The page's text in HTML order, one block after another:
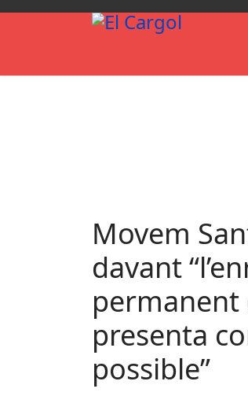
Movem
davant
permanent
presenta
possible”